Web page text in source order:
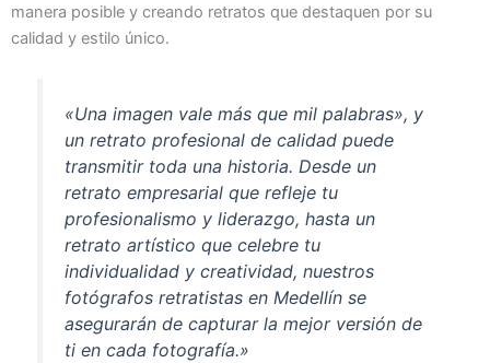
manera posible y creando retratos que destaquen por su
calidad y estilo único.
«Una imagen vale más que mil palabras», y
un retrato profesional de calidad puede
transmitir toda una historia. Desde un
retrato empresarial que refleje tu
profesionalismo y liderazgo, hasta un
retrato artístico que celebre tu
individualidad y creatividad, nuestros
fotógrafos retratistas en Medellín se
asegurarán de capturar la mejor versión de
ti en cada fotografía.»